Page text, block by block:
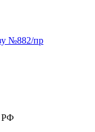
№882/пр
РФ